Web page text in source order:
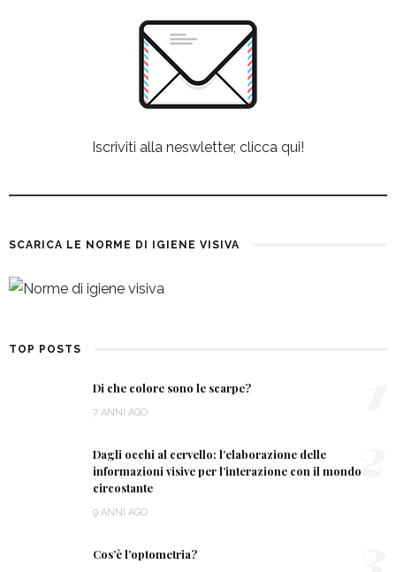
Iscriviti alla neswletter, clicca qui!
SCARICA LE NORME DI IGIENE VISIVA
TOP POSTS
Di che colore sono le scarpe?
7 ANNI AGO
Dagli occhi al cervello: l’elaborazione delle
informazioni visive per l’interazione con il mondo
circostante
9 ANNI AGO
2
Cos’è l’optometria?